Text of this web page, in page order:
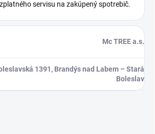
servisu na zakúpený spotrebič.
Mc TREE a.s.
1391, Brandýs nad Labem – Stará
Boleslav